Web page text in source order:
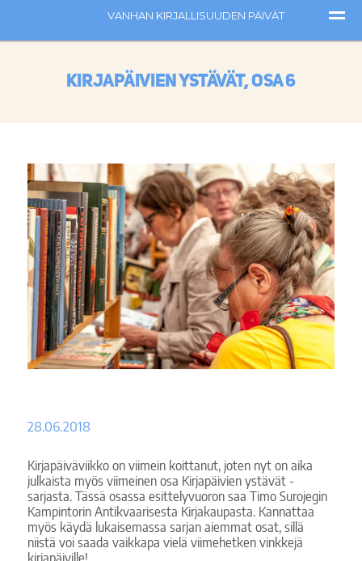
Kirjapäivien ystävät, osa 6
28.06.2018
Kirjapäiväviikko on viimein koittanut, joten nyt on aika
julkaista myös viimeinen osa Kirjapäivien ystävät -
sarjasta. Tässä osassa esittelyvuoron saa Timo Surojegin
Kampintorin Antikvaarisesta Kirjakaupasta. Kannattaa
myös käydä lukaisemassa sarjan aiemmat osat, sillä
niistä voi saada vaikkapa vielä viimehetken vinkkejä
kirjapäiville!